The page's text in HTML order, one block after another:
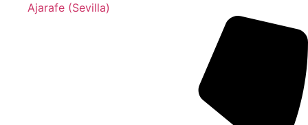
Ajarafe (Sevilla)